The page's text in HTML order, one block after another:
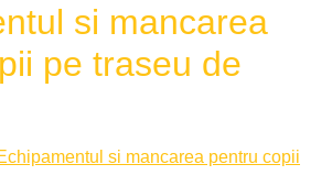
si mancarea
pe traseu de